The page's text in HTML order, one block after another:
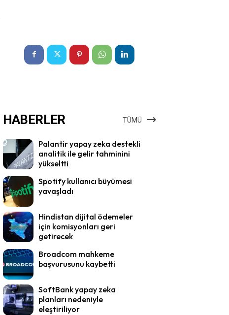
HABERLER TÜMÜ
Palantir yapay zeka destekli
analitik ile gelir tahminini
yükseltti
Spotify kullanıcı büyümesi
yavaşladı
Hindistan dijital ödemeler
için komisyonları geri
getirecek
Broadcom mahkeme
başvurusunu kaybetti
SoftBank yapay zeka
planları nedeniyle
eleştiriliyor